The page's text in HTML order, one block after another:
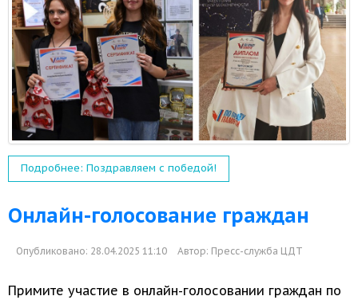
Подробнее: Поздравляем с победой!
Онлайн-голосование граждан
Опубликовано: 28.04.2025 11:10 Автор: Пресс-служба ЦДТ
Примите участие в онлайн-голосовании граждан по